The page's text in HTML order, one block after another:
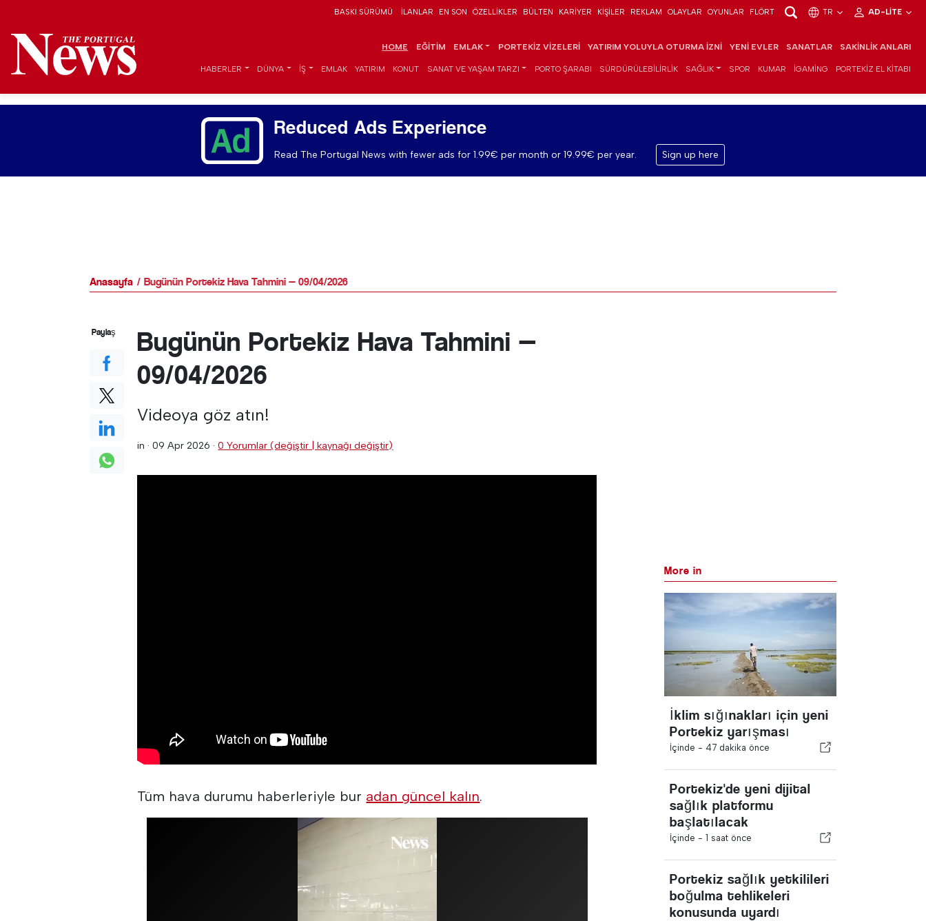
BASKI SÜRÜMÜ İLANLAR EN SON ÖZELLIKLER BÜLTEN KARIYER KIŞILER REKLAM OLAYLAR OYUNLAR FLÖRT TR AD-LITE
HOME EĞITIM EMLAK PORTEKIZ VIZELERI YATIRIM YOLUYLA OTURMA İZNI YENI EVLER SANATLAR SAKINLIK ANLARI
HABERLER DÜNYA İŞ EMLAK YATIRIM KONUT SANAT VE YAŞAM TARZI PORTO ŞARABI SÜRDÜRÜLEBILIRLIK SAĞLIK SPOR KUMAR IGAMING PORTEKIZ EL KITABI
Reduced Ads Experience
Read The Portugal News with fewer ads for 1.99€ per month or 19.99€ per year. Sign up here
Anasayfa Bugünün Portekiz Hava Tahmini — 09/04/2026
Bugünün Portekiz Hava Tahmini —
09/04/2026
Videoya göz atın!
in ·09 Apr 2026 ·0 Yorumlar (değiştir | kaynağı değiştir)
Tüm hava durumu haberleriyle bur adan güncel kalın.
Paylaş
More in
İklim sığınakları için yeni
Portekiz yarışması
İçinde - 47 dakika önce
Portekiz'de yeni dijital
sağlık platformu
başlatılacak
İçinde - 1 saat önce
Portekiz sağlık yetkilileri
boğulma tehlikeleri
konusunda uyardı